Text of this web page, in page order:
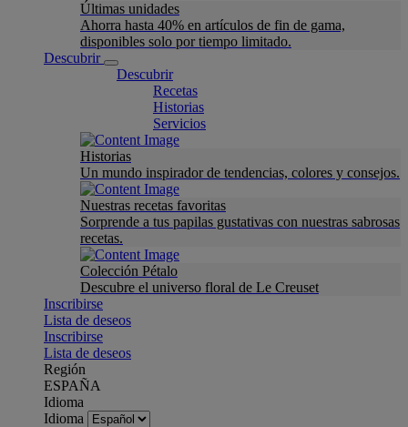
Últimas unidades
Ahorra hasta 40% en artículos de fin de gama,
disponibles solo por tiempo limitado.
Descubrir
Descubrir
Recetas
Historias
Servicios
Historias
Un mundo inspirador de tendencias, colores y consejos.
Nuestras recetas favoritas
Sorprende a tus papilas gustativas con nuestras sabrosas
recetas.
Colección Pétalo
Descubre el universo floral de Le Creuset
Inscribirse
Lista de deseos
Inscribirse
Lista de deseos
Región
ESPAÑA
Idioma
Idioma